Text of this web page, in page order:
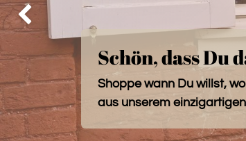
Schön, dass Du
Shoppe wann Du willst,
aus unserem
Zurück